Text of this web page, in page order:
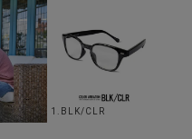
1.BLK/CLR